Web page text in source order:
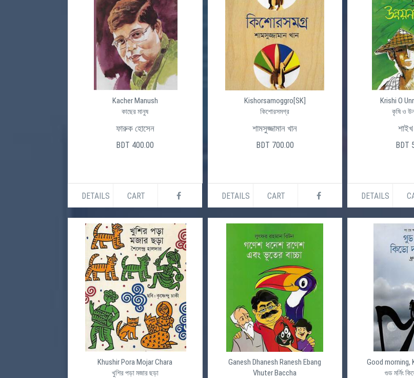
Kacher Manush
কাছের মানুষ
ফারুক হোসেন
BDT 400.00
DETAILS CART
Kishorsamoggro[SK]
কিশোরসমগ্র
শামসুজ্জামান খান
BDT 700.00
DETAILS CART
Krishi O
কৃষি ও
শাইখ
BDT
DETAILS
Khushir Pora Mojar Chara
খুশির পড়া মজার ছড়া
Ganesh Dhanesh Ranesh Ebang
Vhuter Baccha
Good morning,
গুড মর্নিং